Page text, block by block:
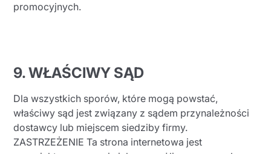
promocyjnych.
9. WŁAŚCIWY SĄD
Dla wszystkich sporów, które mogą powstać,
właściwy sąd jest związany z sądem przynależności
dostawcy lub miejscem siedziby firmy.
ZASTRZEŻENIE Ta strona internetowa jest